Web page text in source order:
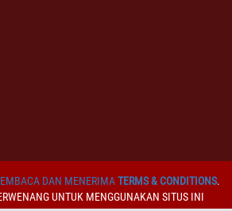
DAN MENERIMATERMS & CONDITIONS.
UNTUK MENGGUNAKAN SITUS INI